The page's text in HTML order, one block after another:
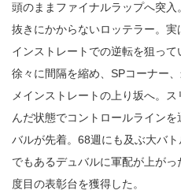
頭のままファイナルラップへ突
抜きにかからないロッテラー。
インストレートでの逆転を狙っ
徐々に間隔を縮め、SPコーナー
メインストレートの上り坂へ。
んだ状態でコントロールライン
バルが先着。68週にも及ぶ大バ
でもあるデュバルに軍配が上が
度目の表彰台を獲得した。